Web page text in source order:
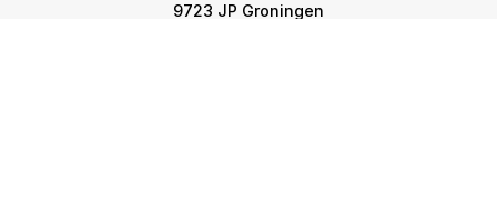
9723 JP Groningen